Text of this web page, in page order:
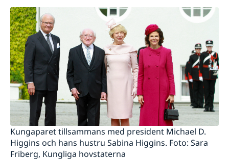
Kungaparet tillsammans med president Michael D.
Higgins och hans hustru Sabina Higgins. Foto: Sara
Friberg, Kungliga hovstaterna